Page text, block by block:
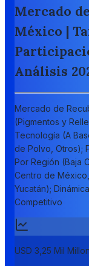
Mercado
México |
Análisis
Mercado de
(Pigmentos y
Tecnología (A
de Polvo, Otros);
Por Región (Baja
Centro de
Yucatán);
Competitivo
USD 3,25 Mil